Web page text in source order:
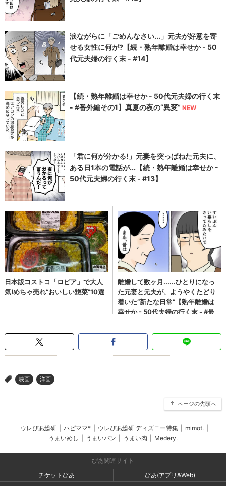
> 映画 洋画
ページの先頭へ
ウレぴあ総研 ハピママ* ウレぴあ総研 ディズニー特集 mimot.
うまいめし
うまいパン うまい肉 Medery.
ぴあ関連サイト
チケットぴあ
ぴあ(アプリ&Web)